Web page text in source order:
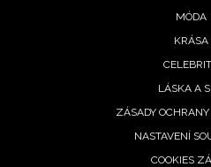
MÓDA
KRÁSA
LÁSKA A
ZÁSADY
NASTAVENÍ
COOKIES